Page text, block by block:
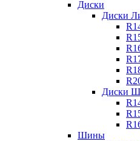
Диски
Диски
Диски
Шины